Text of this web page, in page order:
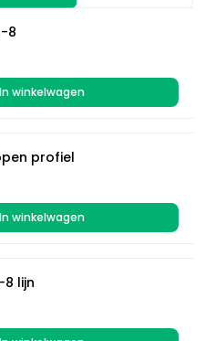
8
In winkelwagen
profiel
In winkelwagen
8 lijn